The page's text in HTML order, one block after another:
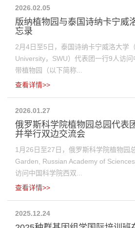
2026.02.05
版纳植物园与泰国诗纳卡宁威
忘录
2月4日至5日，泰国诗纳卡宁威洛大学
University，SWU）代表团一行9人访
带植物园（以下简称...
查看详情>>
2026.01.27
俄罗斯科学院植物园总园代表
并举行双边交流会
1月26日至27日，俄罗斯科学院植物园
Garden, Russian Academy of
访问中国科学院西双...
查看详情>>
2025.12.24